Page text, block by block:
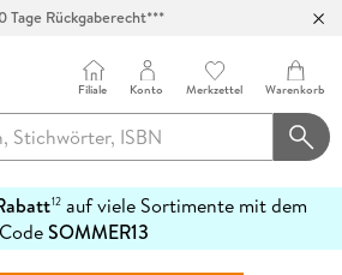
Tage Rückgaberecht***
Filiale Konto Merkzettel Warenkorb
12auf viele Sortimente mit dem
CodeSOMMER13